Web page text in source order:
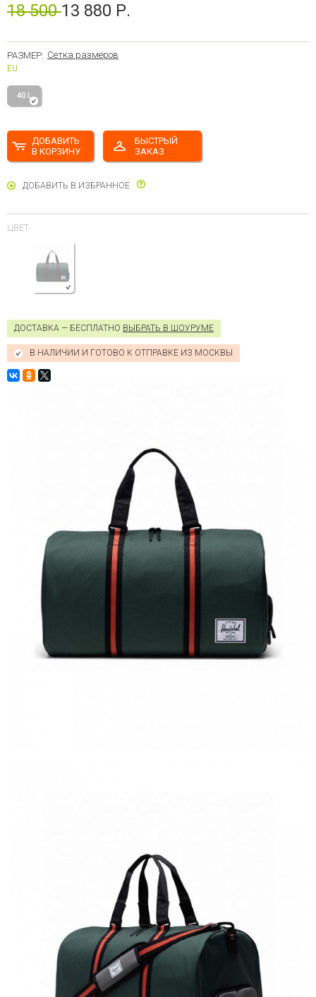
18 50013 880 Р.
РАЗМЕР: Сетка размеров
EU
40 L
ДОБАВИТЬ
В КОРЗИНУ
БЫСТРЫЙ
ЗАКАЗ
ДОБАВИТЬ В ИЗБРАННОЕ
ЦВЕТ
ДОСТАВКА — БЕСПЛАТНО ВЫБРАТЬ В ШОУРУМЕ
В НАЛИЧИИ И ГОТОВО К ОТПРАВКЕ ИЗ МОСКВЫ